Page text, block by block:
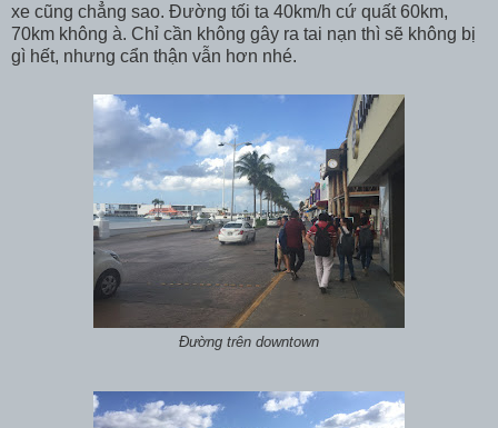
xe cũng chẳng sao. Đường tối ta 40km/h cứ quất 60km,
70km không à. Chỉ cần không gây ra tai nạn thì sẽ không bị
gì hết, nhưng cẩn thận vẫn hơn nhé.
Đường trên downtown